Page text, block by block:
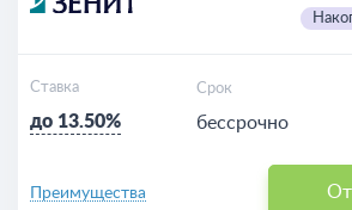
Ставка
до 13.50%
Срок
бессрочно
Преимущества